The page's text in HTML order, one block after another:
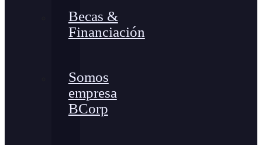
Becas &
Financiación
Somos
empresa
BCorp